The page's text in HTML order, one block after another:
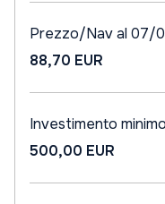
Prezzo/Nav al 07/
88,70 EUR
Investimento
500,00 EUR